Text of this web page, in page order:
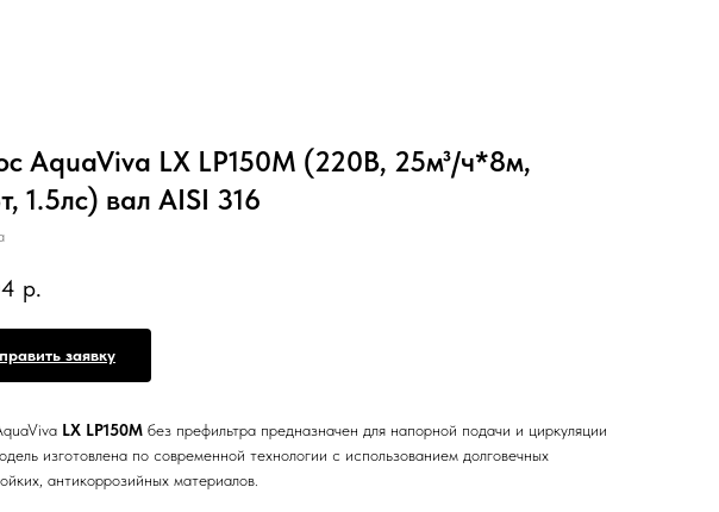
AquaViva LX LP150M (220В, 25м³/ч*8м,
1.5лс) вал AISI 316
р.
заявку
LX LP150M без префильтра предназначен для напорной подачи и циркуляции
изготовлена по современной технологии с использованием долговечных
антикоррозийных материалов.